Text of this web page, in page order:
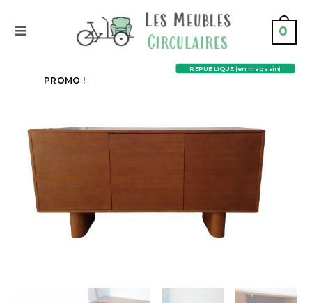
0
PROMO !
REPUBLIQUE (en magasin)